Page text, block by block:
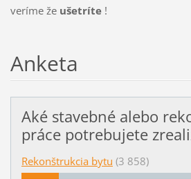
veríme že ušetríte!
Anketa
Aké stavebné alebo
práce potrebujete
Rekonštrukcia bytu (3 858)